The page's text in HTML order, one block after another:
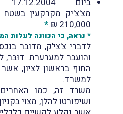
210,000 ₪.
*
* נראה, כי הכַּוונה לעלות
לדברי צ'צי'ק, מדובר
והועבר למערערת. דוּבּר,
החוף בראשון לציון,
למשרד.
משרד זה, כמו
ושיפורטו להלן, מצוי